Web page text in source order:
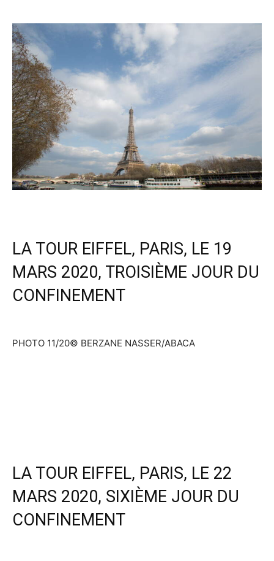
LA TOUR EIFFEL, PARIS, LE 19
MARS 2020, TROISIÈME JOUR DU
CONFINEMENT
PHOTO 11/20© BERZANE NASSER/ABACA
LA TOUR EIFFEL, PARIS, LE 22
MARS 2020, SIXIÈME JOUR DU
CONFINEMENT